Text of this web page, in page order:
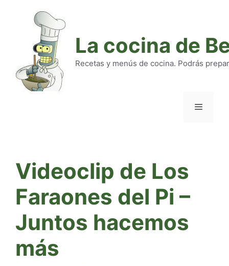
La cocina de
Recetas y menús de cocina. Podrás
Videoclip de Los
Faraones del Pi –
Juntos hacemos
más